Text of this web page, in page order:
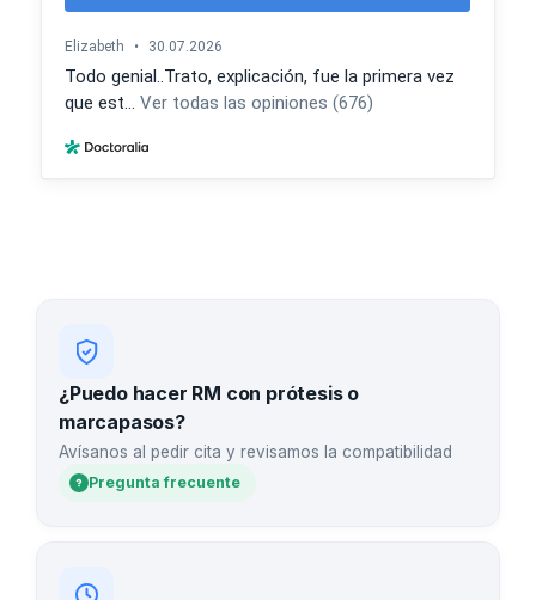
¿Puedo hacer RM con prótesis o
marcapasos?
Avísanos al pedir cita y revisamos la compatibilidad
Pregunta frecuente